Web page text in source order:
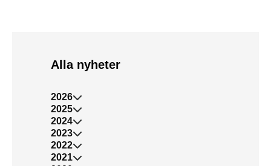
Alla nyheter
2026
2025
2024
2023
2022
2021